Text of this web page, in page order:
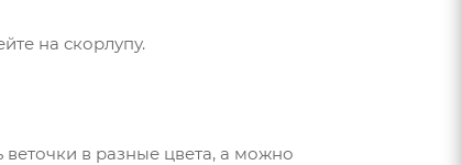
на скорлупу.
в разные цвета, а можно